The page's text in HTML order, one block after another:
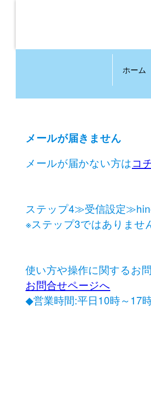
ホーム
メールが届きません
メールが届かない方はコ
ステップ4≫受信設定
※ステップ3ではありませ
使い方や操作に関するお
お問合せページへ
◆営業時間:平日10時～17